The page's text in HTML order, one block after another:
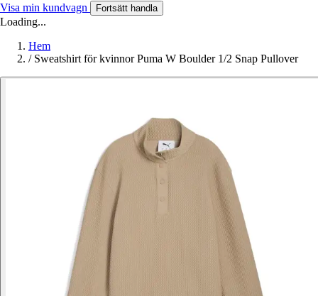
Visa min kundvagn Fortsätt handla
Loading...
Hem
/ Sweatshirt för kvinnor Puma W Boulder 1/2 Snap Pullover